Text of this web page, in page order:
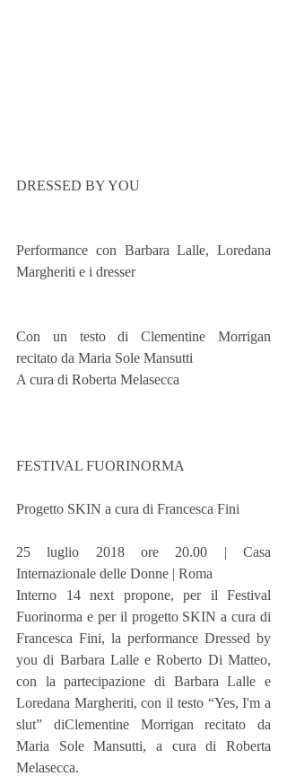
DRESSED BY YOU
Performance con Barbara Lalle, Loredana
Margheriti e i dresser
Con un testo di Clementine Morrigan
recitato da Maria Sole Mansutti
A cura di Roberta Melasecca
FESTIVAL FUORINORMA
Progetto SKIN a cura di Francesca Fini
25 luglio 2018 ore 20.00 | Casa
Internazionale delle Donne | Roma
Interno 14 next propone, per il Festival
Fuorinorma e per il progetto SKIN a cura di
Francesca Fini, la performance Dressed by
you di Barbara Lalle e Roberto Di Matteo,
con la partecipazione di Barbara Lalle e
Loredana Margheriti, con il testo “Yes, I'm a
slut” diClementine Morrigan recitato da
Maria Sole Mansutti, a cura di Roberta
Melasecca.